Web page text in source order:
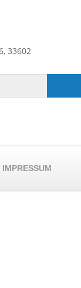
33602
IMPRESSUM